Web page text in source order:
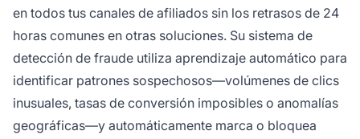
en todos tus canales de afiliados sin los retrasos de 24
horas comunes en otras soluciones. Su sistema de
detección de fraude utiliza aprendizaje automático para
identificar patrones sospechosos—volúmenes de clics
inusuales, tasas de conversión imposibles o anomalías
geográficas—y automáticamente marca o bloquea